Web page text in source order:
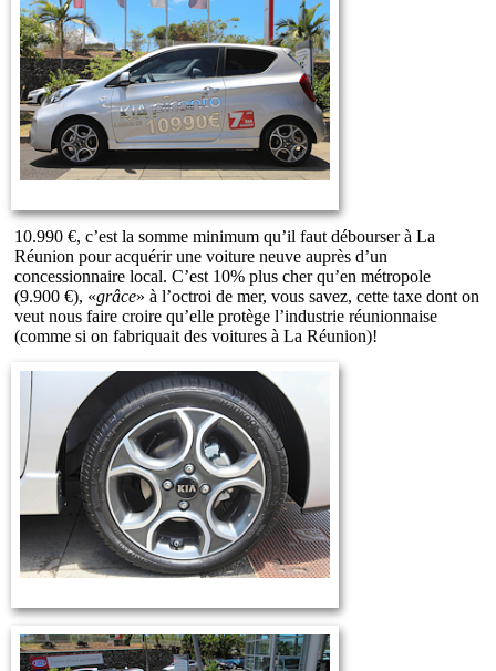
10.990 €, c’est la somme minimum qu’il faut débourser à La
Réunion pour acquérir une voiture neuve auprès d’un
concessionnaire local. C’est 10% plus cher qu’en métropole
(9.900 €), «grâce» à l’octroi de mer, vous savez, cette taxe dont on
veut nous faire croire qu’elle protège l’industrie réunionnaise
(comme si on fabriquait des voitures à La Réunion)!